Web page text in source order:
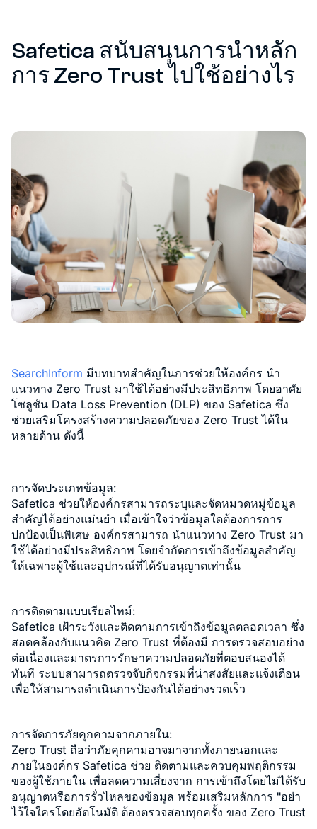
Safetica สนับสนุนการนำหลัก
การ Zero Trust ไปใช้อย่างไร
SearchInform มีบทบาทสำคัญในการช่วยให้องค์กร นำ
แนวทาง Zero Trust มาใช้ได้อย่างมีประสิทธิภาพ โดยอาศัย
โซลูชัน Data Loss Prevention (DLP) ของ Safetica ซึ่ง
ช่วยเสริมโครงสร้างความปลอดภัยของ Zero Trust ได้ใน
หลายด้าน ดังนี้
การจัดประเภทข้อมูล:
Safetica ช่วยให้องค์กรสามารถระบุและจัดหมวดหมู่ข้อมูล
สำคัญได้อย่างแม่นยำ เมื่อเข้าใจว่าข้อมูลใดต้องการการ
ปกป้องเป็นพิเศษ องค์กรสามารถ นำแนวทาง Zero Trust มา
ใช้ได้อย่างมีประสิทธิภาพ โดยจำกัดการเข้าถึงข้อมูลสำคัญ
ให้เฉพาะผู้ใช้และอุปกรณ์ที่ได้รับอนุญาตเท่านั้น
การติดตามแบบเรียลไทม์:
Safetica เฝ้าระวังและติดตามการเข้าถึงข้อมูลตลอดเวลา ซึ่ง
สอดคล้องกับแนวคิด Zero Trust ที่ต้องมี การตรวจสอบอย่าง
ต่อเนื่องและมาตรการรักษาความปลอดภัยที่ตอบสนองได้
ทันที ระบบสามารถตรวจจับกิจกรรมที่น่าสงสัยและแจ้งเตือน
เพื่อให้สามารถดำเนินการป้องกันได้อย่างรวดเร็ว
การจัดการภัยคุกคามจากภายใน:
Zero Trust ถือว่าภัยคุกคามอาจมาจากทั้งภายนอกและ
ภายในองค์กร Safetica ช่วย ติดตามและควบคุมพฤติกรรม
ของผู้ใช้ภายใน เพื่อลดความเสี่ยงจาก การเข้าถึงโดยไม่ได้รับ
อนุญาตหรือการรั่วไหลของข้อมูล พร้อมเสริมหลักการ "อย่า
ไว้ใจใครโดยอัตโนมัติ ต้องตรวจสอบทุกครั้ง ของ Zero Trust